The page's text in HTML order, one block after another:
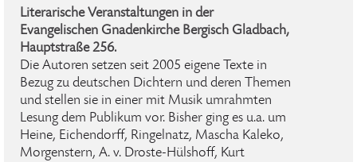
Literarische Veranstaltungen in der
Evangelischen Gnadenkirche Bergisch Gladbach,
Hauptstraße 256.
Die Autoren setzen seit 2005 eigene Texte in
Bezug zu deutschen Dichtern und deren Themen
und stellen sie in einer mit Musik umrahmten
Lesung dem Publikum vor. Bisher ging es u.a. um
Heine, Eichendorff, Ringelnatz, Mascha Kaleko,
Morgenstern, A. v. Droste-Hülshoff, Kurt